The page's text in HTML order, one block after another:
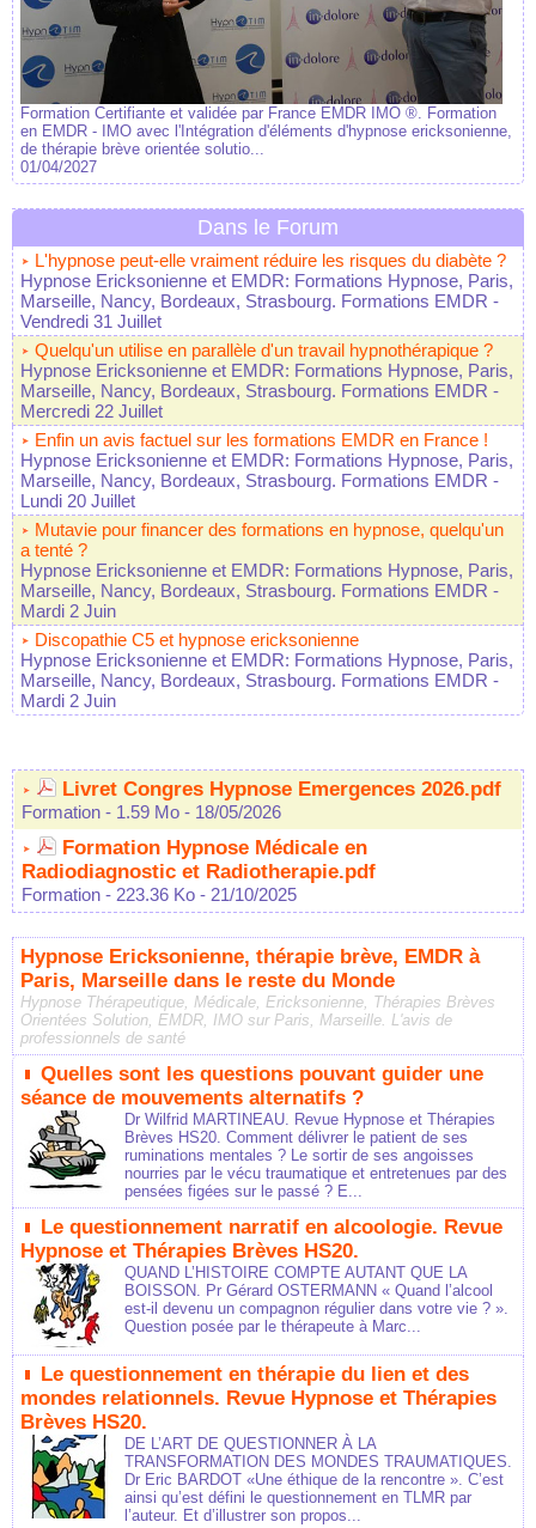
Formation Certifiante et validée par France EMDR IMO ®. Formation
en EMDR - IMO avec l'Intégration d'éléments d'hypnose ericksonienne,
de thérapie brève orientée solutio...
01/04/2027
Dans le Forum
L'hypnose peut-elle vraiment réduire les risques du diabète ?
Hypnose Ericksonienne et EMDR: Formations Hypnose, Paris,
Marseille, Nancy, Bordeaux, Strasbourg. Formations EMDR -
Vendredi 31 Juillet
Quelqu'un utilise en parallèle d'un travail hypnothérapique ?
Hypnose Ericksonienne et EMDR: Formations Hypnose, Paris,
Marseille, Nancy, Bordeaux, Strasbourg. Formations EMDR -
Mercredi 22 Juillet
Enfin un avis factuel sur les formations EMDR en France !
Hypnose Ericksonienne et EMDR: Formations Hypnose, Paris,
Marseille, Nancy, Bordeaux, Strasbourg. Formations EMDR -
Lundi 20 Juillet
Mutavie pour financer des formations en hypnose, quelqu'un
a tenté ?
Hypnose Ericksonienne et EMDR: Formations Hypnose, Paris,
Marseille, Nancy, Bordeaux, Strasbourg. Formations EMDR -
Mardi 2 Juin
Discopathie C5 et hypnose ericksonienne
Hypnose Ericksonienne et EMDR: Formations Hypnose, Paris,
Marseille, Nancy, Bordeaux, Strasbourg. Formations EMDR -
Mardi 2 Juin
Livret Congres Hypnose Emergences 2026.pdf
Formation - 1.59 Mo - 18/05/2026
Formation Hypnose Médicale en
Radiodiagnostic et Radiotherapie.pdf
Formation - 223.36 Ko - 21/10/2025
Hypnose Ericksonienne, thérapie brève, EMDR à
Paris, Marseille dans le reste du Monde
Hypnose Thérapeutique, Médicale, Ericksonienne, Thérapies Brèves
Orientées Solution, EMDR, IMO sur Paris, Marseille. L'avis de
professionnels de santé
Quelles sont les questions pouvant guider une
séance de mouvements alternatifs ?
Dr Wilfrid MARTINEAU. Revue Hypnose et Thérapies
Brèves HS20. Comment délivrer le patient de ses
ruminations mentales ? Le sortir de ses angoisses
nourries par le vécu traumatique et entretenues par des
pensées figées sur le passé ? E...
Le questionnement narratif en alcoologie. Revue
Hypnose et Thérapies Brèves HS20.
QUAND L’HISTOIRE COMPTE AUTANT QUE LA
BOISSON. Pr Gérard OSTERMANN « Quand l’alcool
est-il devenu un compagnon régulier dans votre vie ? ».
Question posée par le thérapeute à Marc...
Le questionnement en thérapie du lien et des
mondes relationnels. Revue Hypnose et Thérapies
Brèves HS20.
DE L’ART DE QUESTIONNER À LA
TRANSFORMATION DES MONDES TRAUMATIQUES.
Dr Eric BARDOT «Une éthique de la rencontre ». C’est
ainsi qu’est défini le questionnement en TLMR par
l’auteur. Et d’illustrer son propos...